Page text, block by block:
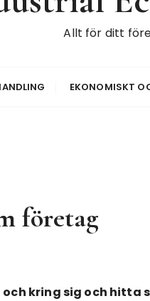
Allt för ditt
EKONOMISKT
företag
kring sig och hitta